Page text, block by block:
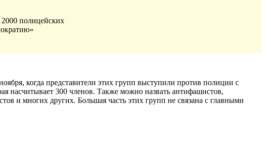
полицейских
когда представители этих групп выступили против полиции с
насчитывает 300 членов. Также можно назвать антифашистов,
и многих других. Большая часть этих групп не связана с главными